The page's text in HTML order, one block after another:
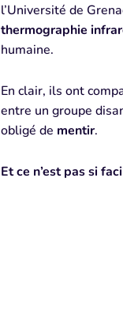
l’Université de
thermographie
humaine.
En clair, ils ont
entre un groupe
obligé de mentir.
Et ce n’est pas si